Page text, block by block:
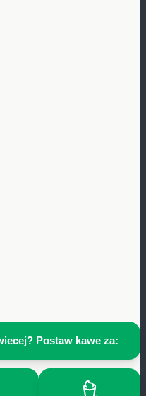
Postaw kawe za: